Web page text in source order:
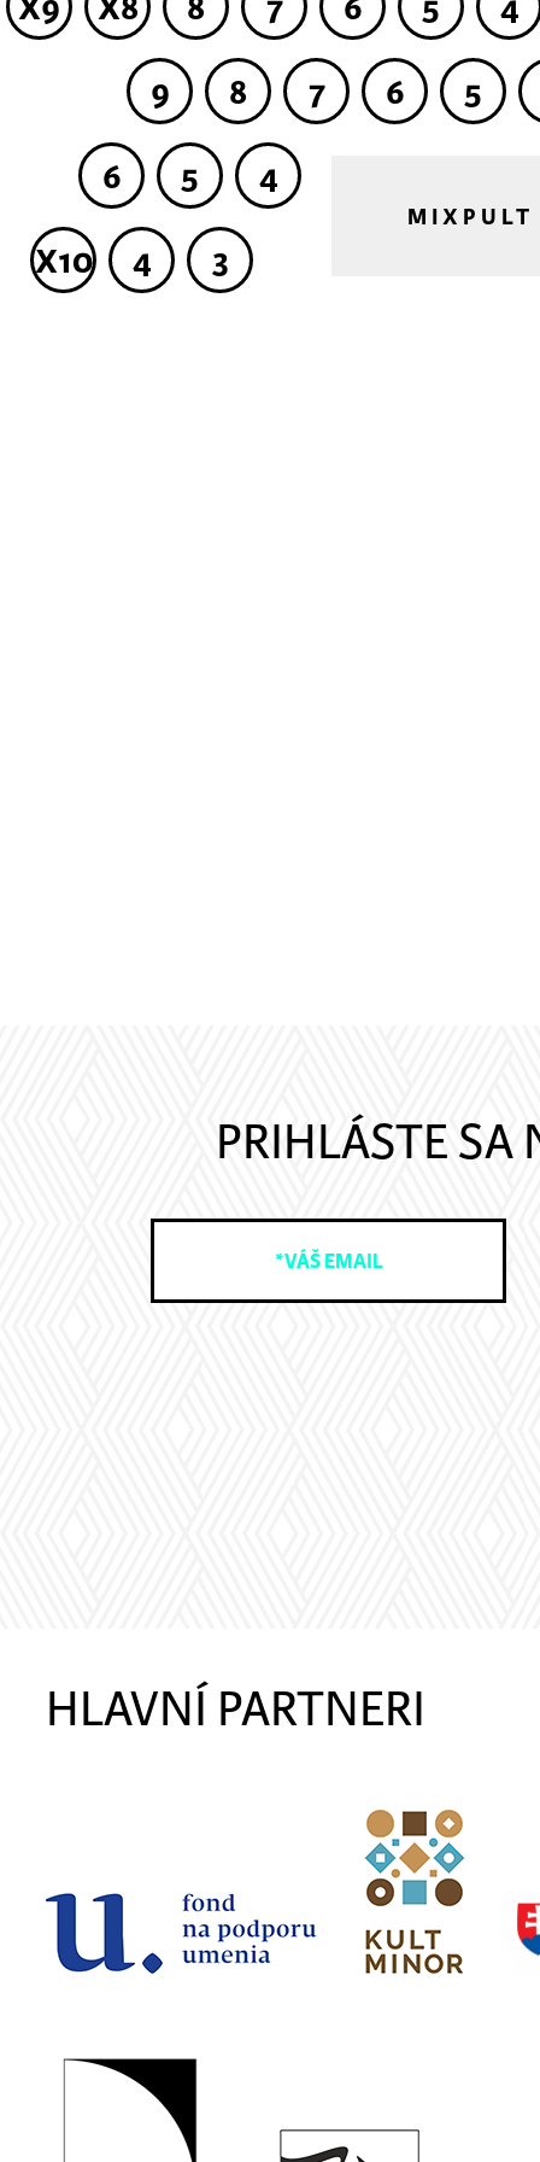
5
6
7
8
9
4
5
6
3
4
X10
MIXPULT
PRIHLÁSTE
HLAVNÍ PARTNERI